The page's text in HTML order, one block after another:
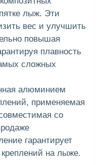
лыж. Эти
вес и улучшить
повышая
плавность
сложных
алюминием
применяемая
со
гарантирует
на лыже.